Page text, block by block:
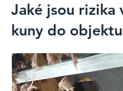
Jaké jsou rizika
kuny do